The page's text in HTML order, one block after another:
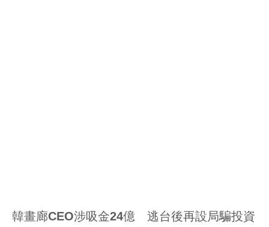
韓畫廊CEO涉吸金24億 逃台後再設局騙投資